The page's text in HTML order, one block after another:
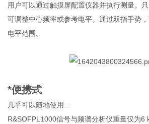
用户可以通过触摸屏配置仪器并执行测量。
可调整中心频率或参考电平。通过双指手势
电平范围。
*便携式
几乎可以随地使用...
R&SOFPL1000信号与频谱分析仪重量仅为6